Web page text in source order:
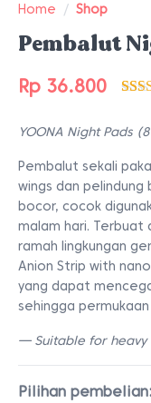
Home / Shop
Pembalut
Rp 36.800
YOONA Night Pads
Pembalut sekali
wings dan pelindung
bocor, cocok
malam hari. Terbuat
ramah lingkungan
Anion Strip with
yang dapat
sehingga
— Suitable for heavy
Pilihan pembelian: